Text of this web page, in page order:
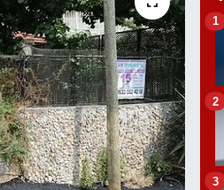
1
2
3